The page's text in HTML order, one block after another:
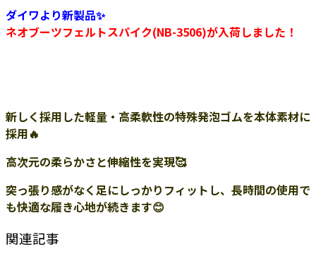
ダイワより新製品✨
ネオブーツフェルトスパイク(NB-3506)が入荷しました！
新しく採用した軽量・高柔軟性の特殊発泡ゴムを本体素材に
採用🔥
高次元の柔らかさと伸縮性を実現🥰
突っ張り感がなく足にしっかりフィットし、長時間の使用で
も快適な履き心地が続きます😊
関連記事